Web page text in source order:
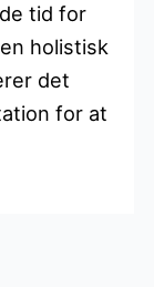
tid for
holistisk
det
for at